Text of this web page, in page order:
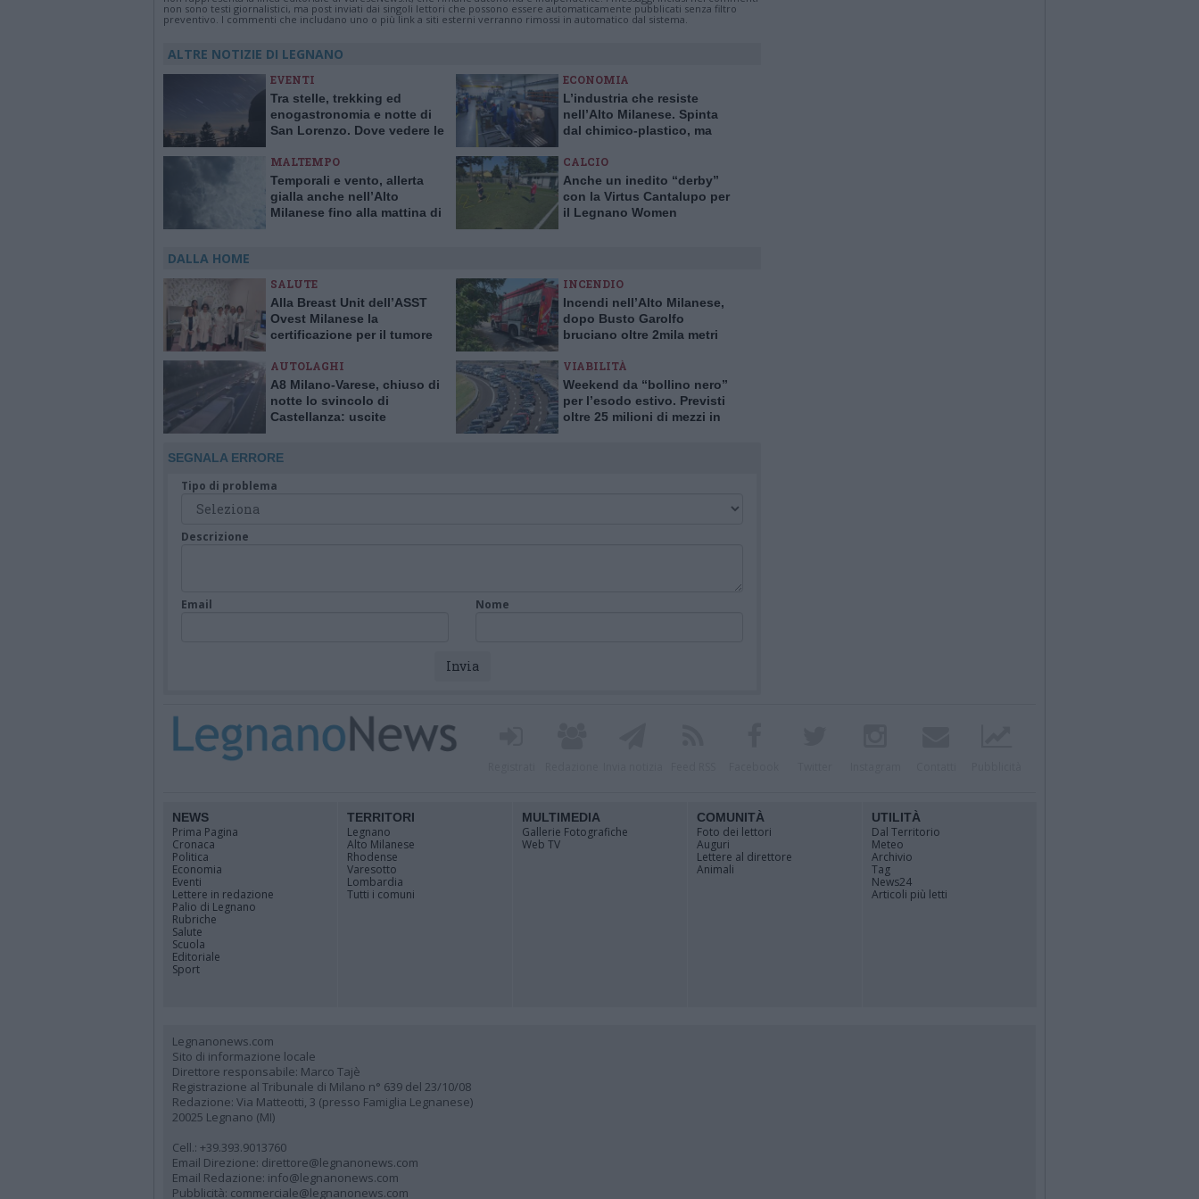
non sono testi giornalistici, ma post inviati dai singoli lettori che possono essere automaticamente pubblicati senza filtro
preventivo. I commenti che includano uno o più link a siti esterni verranno rimossi in automatico dal sistema.
ALTRE NOTIZIE DI LEGNANO
EVENTI
Tra stelle, trekking ed
enogastronomia e notte di
San Lorenzo. Dove vedere le
ECONOMIA
L’industria che resiste
nell’Alto Milanese. Spinta
dal chimico-plastico, ma
MALTEMPO
Temporali e vento, allerta
gialla anche nell’Alto
Milanese fino alla mattina di
CALCIO
Anche un inedito “derby”
con la Virtus Cantalupo per
il Legnano Women
DALLA HOME
SALUTE
Alla Breast Unit dell’ASST
Ovest Milanese la
certificazione per il tumore
Italia
INCENDIO
Incendi nell’Alto Milanese,
dopo Busto Garolfo
bruciano oltre 2mila metri
AUTOLAGHI
A8 Milano-Varese, chiuso di
notte lo svincolo di
Castellanza: uscite
VIABILITÀ
Weekend da “bollino nero”
per l’esodo estivo. Previsti
oltre 25 milioni di mezzi in
SEGNALA ERRORE
Tipo di problema
Descrizione
Email Nome
NEWS
Prima Pagina
Cronaca
Politica
Economia
Eventi
Lettere in redazione
Palio di Legnano
Rubriche
Salute
Scuola
Editoriale
Sport
TERRITORI
Legnano
Alto Milanese
Rhodense
Varesotto
Lombardia
Tutti i comuni
MULTIMEDIA
Gallerie Fotografiche
Web TV
COMUNITÀ
Foto dei lettori
Auguri
Lettere al direttore
Animali
UTILITÀ
Dal Territorio
Meteo
Archivio
Tag
News24
Articoli più letti
Legnanonews.com
Sito di informazione locale
Direttore responsabile: Marco Tajè
Registrazione al Tribunale di Milano n° 639 del 23/10/08
Redazione: Via Matteotti, 3 (presso Famiglia Legnanese)
20025 Legnano (MI)
Cell.: +39.393.9013760
Email Direzione: direttore@legnanonews.com
Email Redazione: info@legnanonews.com
Pubblicità: commerciale@legnanonews.com